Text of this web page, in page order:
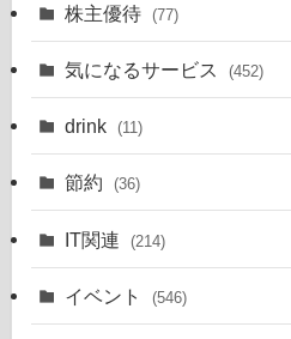
株主優待 (77)
気になるサービス (452)
drink (11)
節約 (36)
IT関連 (214)
イベント (546)